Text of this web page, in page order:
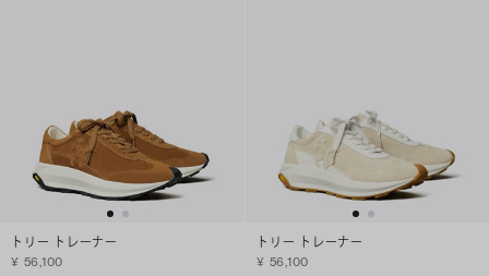
トリー トレーナー
¥ 56,100
トリー トレーナー
¥ 56,100